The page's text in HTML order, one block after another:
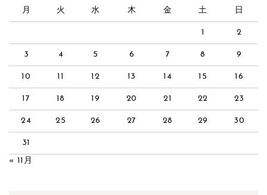
月 火 水 木 金 土 日
1 2
3 4 5 6 7 8 9
10 11 12 13 14 15 16
17 18 19 20 21 22 23
24 25 26 27 28 29 30
31
« 11月